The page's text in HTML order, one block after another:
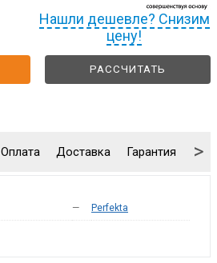
Нашли дешевле? Снизим
цену!
РАССЧИТАТЬ
Оплата Доставка Гарантия >
— Perfekta